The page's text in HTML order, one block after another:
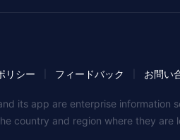
リシー フィードバック お問い
its app are enterprise
country and region where they are